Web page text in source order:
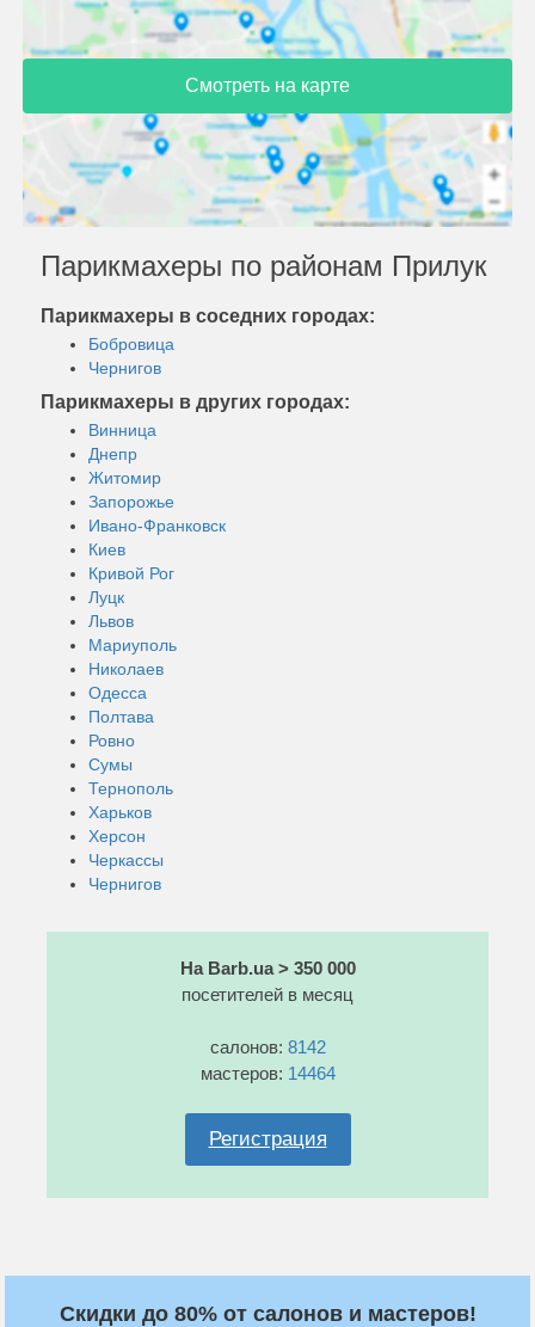
Смотреть на карте
Парикмахеры по районам Прилук
Парикмахеры в соседних городах:
Бобровица
Чернигов
Парикмахеры в других городах:
Винница
Днепр
Житомир
Запорожье
Ивано-Франковск
Киев
Кривой Рог
Луцк
Львов
Мариуполь
Николаев
Одесса
Полтава
Ровно
Сумы
Тернополь
Харьков
Херсон
Черкассы
Чернигов
На Barb.ua > 350 000
посетителей в месяц
салонов: 8142
мастеров: 14464
Регистрация
Скидки до 80% от салонов и мастеров!